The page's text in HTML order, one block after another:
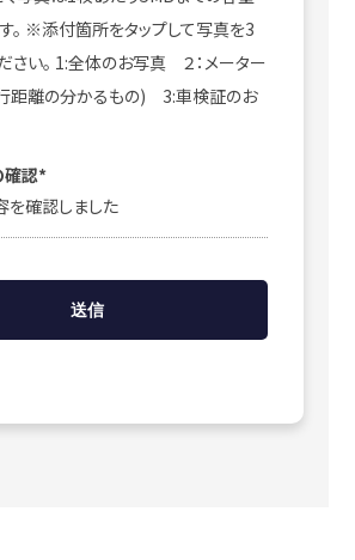
。 ※添付箇所をタップして写真を3
さい。 1:全体のお写真 ２：メーター
距離の分かるもの) 3:車検証のお
確認*
を確認しました